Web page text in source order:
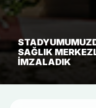
SAĞLIK
IMZALADIK